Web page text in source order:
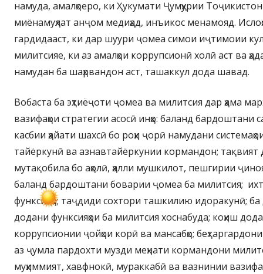
намуда, амалҳоеро, ки Ҳукумати Ҷумҳурии
миёнамуҳлат анҷом медиҳад, инъикос менамояд.
гардидааст, ки дар шуури ҷомеа симои иҷтимоии
милитсияе, ки аз амалҳои коррупсионӣ холӣ аст ва
намудан ба шаҳрвандон аст, ташаккул дода шавад.
Вобаста ба эҳтиёҷоти ҷомеа ва милитсия дар ҳама
вазифаҳои стратегии асосӣ инҳо: баланд бардоштани
касбии ҳайати шахсӣ бо роҳи ҷорӣ намудани
тайёркунӣ ва азнавтайёркунии кормандон; тақвият
мутақобила бо аҳолӣ, ҳалли мушкилот, пешгирии
баланд бардоштани боварии ҷомеа ба милитсия;
функсияҳо; таҷдиди сохтори ташкилию идоракунӣ; ба
додани функсияҳои ба милитсия хоснабуда; коҳиш
коррупсионии ҷойҳои корӣ ва мансабҳо;
аз ҷумла пардохти музди меҳнати кормандони
муҳиммият, хавфнокӣ, мураккабӣ ва вазнинии